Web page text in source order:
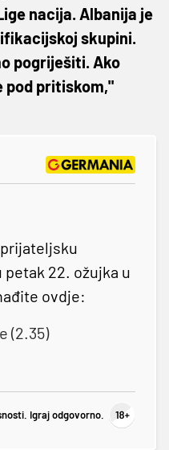
nacija. Albanija je
skupini.
pogriješiti. Ako
pod pritiskom,"
22. ožujka u
ovdje:
(2.35)
Igraj odgovorno.